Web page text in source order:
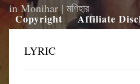
Copyright Affiliate
in Monihar | মণিহার
LYRIC